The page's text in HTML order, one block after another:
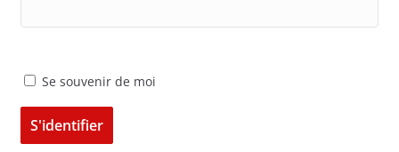
Se souvenir de moi